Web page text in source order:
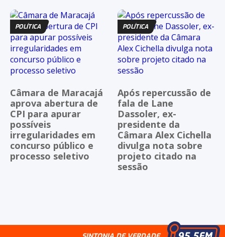
POLÍTICA
Câmara de Maracajá
aprova abertura de
CPI para apurar
possíveis
irregularidades em
concurso público e
processo seletivo
POLÍTICA
Após repercussão de
fala de Lane
Dassoler, ex-
presidente da
Câmara Alex Cichella
divulga nota sobre
projeto citado na
sessão